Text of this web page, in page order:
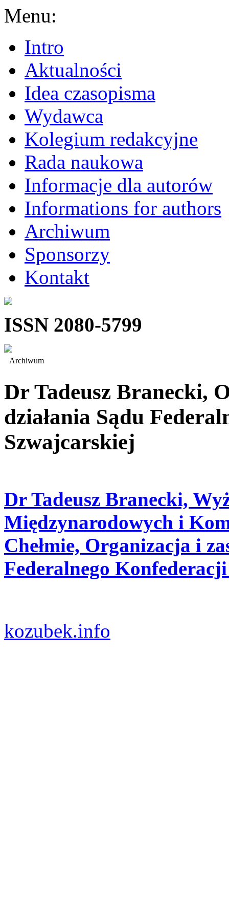
Menu:
Intro
Aktualności
Idea czasopisma
Wydawca
Kolegium redakcyjne
Rada naukowa
Informacje dla autorów
Informations for authors
Archiwum
Sponsorzy
Kontakt
ISSN 2080-5799
Archiwum
Dr Tadeusz Branecki,
działania Sądu
Szwajcarskiej
Dr Tadeusz Branecki,
Międzynarodowych i
Chełmie, Organizacja i
Federalnego
kozubek.info